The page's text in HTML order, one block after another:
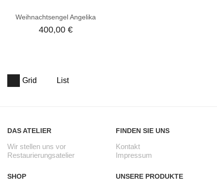
Weihnachtsengel Angelika
400,00€
Grid List
DAS ATELIER
Wir stellen uns vor
Restaurierungsatelier
SHOP
FINDEN SIE UNS
Kontakt
Impressum
UNSERE PRODUKTE